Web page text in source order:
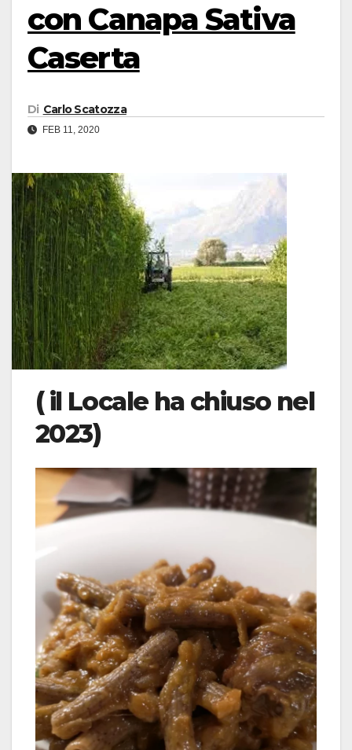
con Canapa Sativa
Caserta
Di Carlo Scatozza
FEB 11, 2020
( il Locale ha chiuso nel
2023)